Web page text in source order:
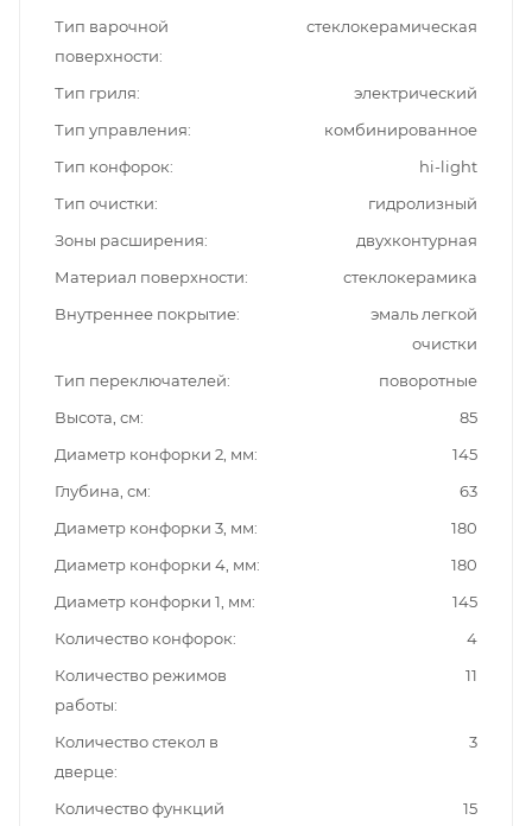
Тип варочной
поверхности
стеклокерамическая
Тип гриля
электрический
Тип управления
комбинированное
Тип конфорок
hi-light
Тип очистки
гидролизный
Зоны расширения
двухконтурная
Материал поверхности
стеклокерамика
Внутреннее покрытие
эмаль легкой
очистки
Тип переключателей
поворотные
Высота, см
85
Диаметр конфорки 2, мм
145
Глубина, см
63
Диаметр конфорки 3, мм
180
Диаметр конфорки 4, мм
180
Диаметр конфорки 1, мм
145
Количество конфорок
4
Количество режимов
работы
11
Количество стекол в
дверце
3
Количество функций
15